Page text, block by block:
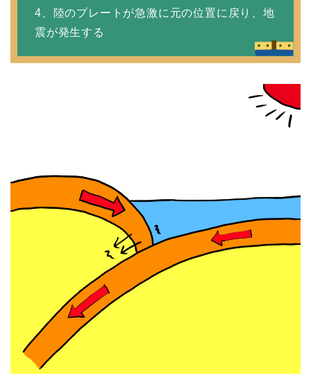
4、陸のプレートが急激に元の位置に戻り、地
震が発生する